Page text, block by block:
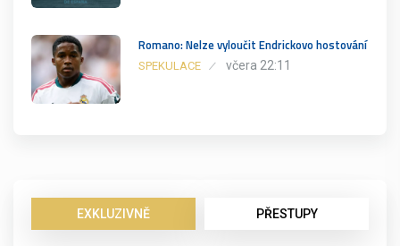
Romano: Nelze vyloučit Endrickovo hostování
SPEKULACE včera 22:11
EXKLUZIVNĚ PŘESTUPY